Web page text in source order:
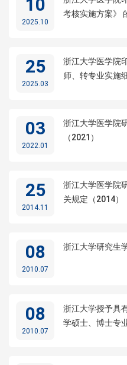
10
2025.10
考核实施方案》
25
2025.03
浙江大学医学院
师、转专业实施
03
2022.01
浙江大学医学院
（2021）
25
2014.11
浙江大学医学院
关规定（2014）
08
2010.07
浙江大学研究生
08
2010.07
浙江大学授予具
学硕士、博士专